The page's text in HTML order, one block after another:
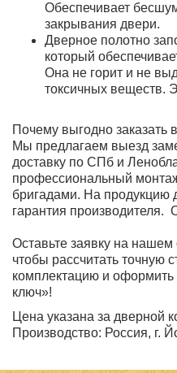
Обеспечивает
закрывания двери.
Дверное полотно
который
Она не горит и не
токсичных веществ.
Почему выгодно заказать
Мы предлагаем выезд
доставку по СПб и
профессиональный
бригадами. На продукцию
гарантия производителя.
Оставьте заявку на
чтобы рассчитать точную
комплектацию и оформить
ключ»!
Цена указана за дверной
Производство: Россия, г.